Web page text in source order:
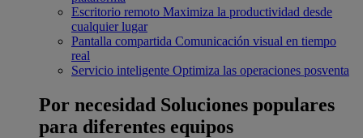
Escritorio remoto Maximiza la productividad desde
cualquier lugar
Pantalla compartida Comunicación visual en tiempo
real
Servicio inteligente Optimiza las operaciones posventa
Por necesidad Soluciones populares
para diferentes equipos